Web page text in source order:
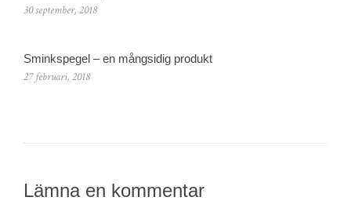
30 september, 2018
Sminkspegel – en mångsidig produkt
27 februari, 2018
Lämna en kommentar